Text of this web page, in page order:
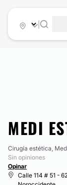
MEDI
Cirugía estética,
Sin opiniones
Opinar
Calle 114 # 51 -